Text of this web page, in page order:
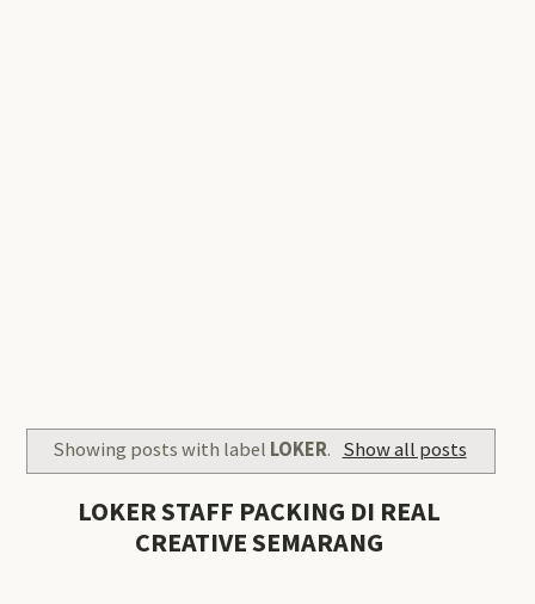
Showing posts with label LOKER. Show all posts
LOKER STAFF PACKING DI REAL
CREATIVE SEMARANG